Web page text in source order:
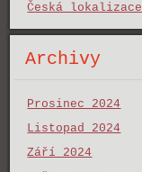
Česká lokalizace
Archivy
Prosinec 2024
Listopad 2024
Září 2024